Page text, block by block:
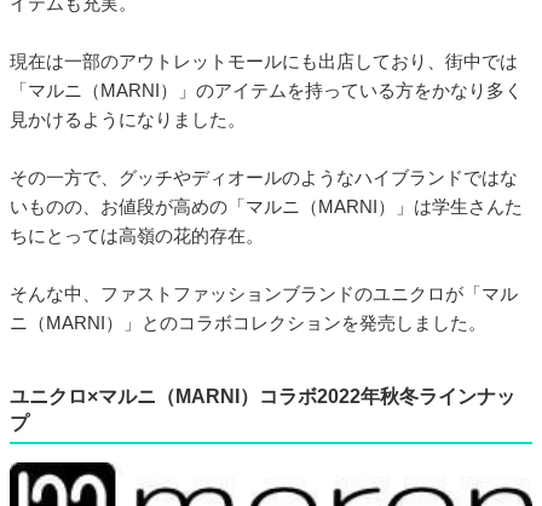
現在は一部のアウトレットモールにも出店しており、街中では
「マルニ（MARNI）」のアイテムを持っている方をかなり多く
見かけるようになりました。
その一方で、グッチやディオールのようなハイブランドではな
いものの、お値段が高めの「マルニ（MARNI）」は学生さんた
ちにとっては高嶺の花的存在。
そんな中、ファストファッションブランドのユニクロが「マル
ニ（MARNI）」とのコラボコレクションを発売しました。
ユニクロ×マルニ（MARNI）コラボ2022年秋冬ラインナッ
プ